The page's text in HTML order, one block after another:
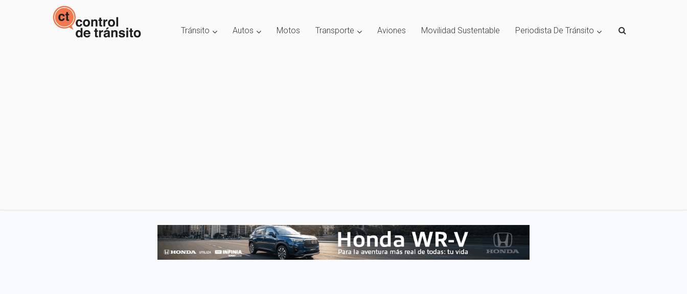
Tránsito Autos Motos Transporte Aviones Movilidad Sustentable Periodista De Tránsito